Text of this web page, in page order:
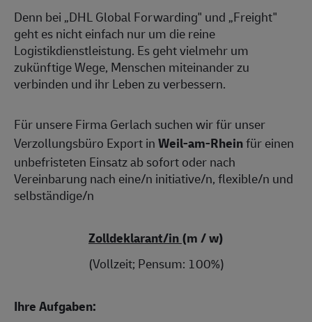
Denn bei „DHL Global Forwarding" und „Freight"
geht es nicht einfach nur um die reine
Logistikdienstleistung. Es geht vielmehr um
zukünftige Wege, Menschen miteinander zu
verbinden und ihr Leben zu verbessern.
Für unsere Firma Gerlach suchen wir für unser
Verzollungsbüro Export inWeil-am-Rheinfür einen
unbefristeten Einsatz ab sofort oder nach
Vereinbarung nach eine/n initiative/n, flexible/n und
selbständige/n
Zolldeklarant/in(m / w)
(Vollzeit; Pensum: 100%)
Ihre Aufgaben: